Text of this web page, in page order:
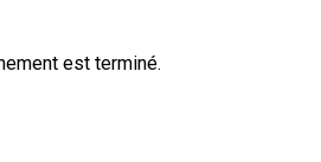
est terminé.